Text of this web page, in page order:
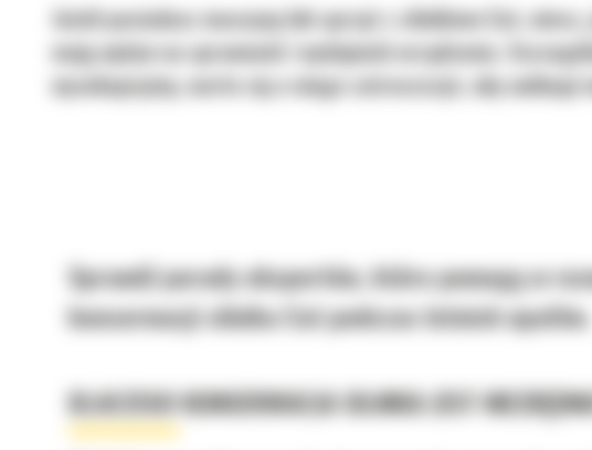
Jeżeli posiadasz maszynę lub sprzęt z silnikiem Cat,
mają wpływ na sprawność i wydajność urządzenia.
wysokoprężny, warto się o niego zatroszczyć, aby uniknąć
Sprawdź porady ekspertów, które pomogą w
konserwacji silnika Cat podczas letnich upałów.
DLACZEGO KONSERWACJA SILNIKA JEST